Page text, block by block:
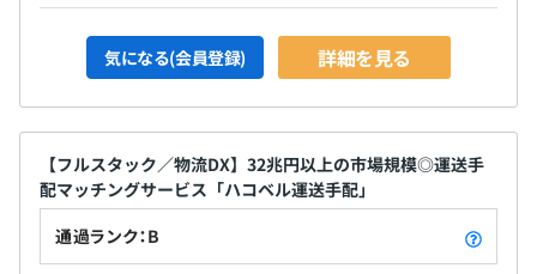
気になる(会員登録) 詳細を見る
【フルスタック／物流DX】32兆円以上の市場規模◎運送手
配マッチングサービス「ハコベル運送手配」
通過ランク：B